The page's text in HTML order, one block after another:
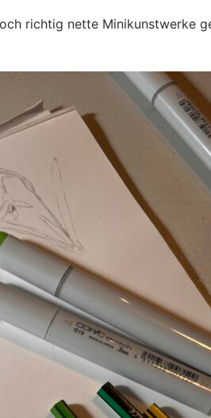
richtig nette Minikunstwerke